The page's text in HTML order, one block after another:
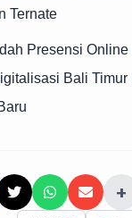
Ternate
Presensi Online
Bali Timur
+